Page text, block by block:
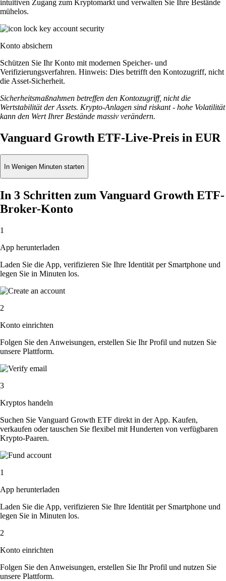
intuitiven Zugang zum Kryptomarkt und verwalten Sie Ihre Bestände
mühelos.
Konto absichern
Schützen Sie Ihr Konto mit modernen Speicher- und
Verifizierungsverfahren. Hinweis: Dies betrifft den Kontozugriff, nicht
die Asset-Sicherheit.
Sicherheitsmaßnahmen betreffen den Kontozugriff, nicht die
Wertstabilität der Assets. Krypto-Anlagen sind riskant - hohe Volatilität
kann den Wert Ihrer Bestände massiv verändern.
Vanguard Growth ETF-Live-Preis in EUR
In Wenigen Minuten starten
In 3 Schritten zum Vanguard Growth ETF-
Broker-Konto
1
App herunterladen
Laden Sie die App, verifizieren Sie Ihre Identität per Smartphone und
legen Sie in Minuten los.
2
Konto einrichten
Folgen Sie den Anweisungen, erstellen Sie Ihr Profil und nutzen Sie
unsere Plattform.
3
Kryptos handeln
Suchen Sie Vanguard Growth ETF direkt in der App. Kaufen,
verkaufen oder tauschen Sie flexibel mit Hunderten von verfügbaren
Krypto-Paaren.
1
App herunterladen
Laden Sie die App, verifizieren Sie Ihre Identität per Smartphone und
legen Sie in Minuten los.
2
Konto einrichten
Folgen Sie den Anweisungen, erstellen Sie Ihr Profil und nutzen Sie
unsere Plattform.